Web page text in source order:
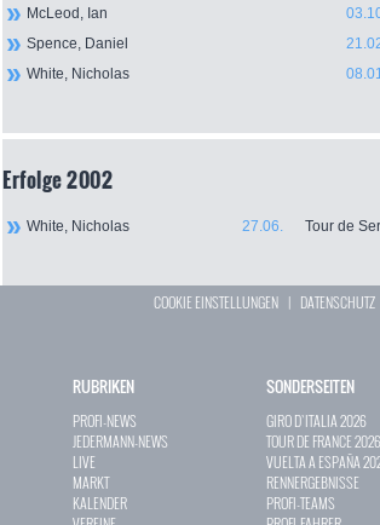
McLeod, Ian
Spence, Daniel
White, Nicholas
Erfolge 2002
White, Nicholas Tour de
27.06.
COOKIE EINSTELLUNGEN | DATENSCHUTZ
RUBRIKEN
PROFI-NEWS
JEDERMANN-NEWS
LIVE
MARKT
KALENDER
SONDERSEITEN
GIRO D`ITALIA 2026
TOUR DE FRANCE 2026
VUELTA A ESPAÑA
RENNERGEBNISSE
PROFI-TEAMS